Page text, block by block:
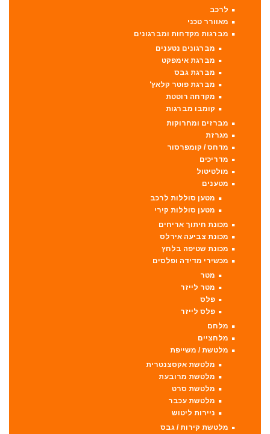
לרכב
מאוורר טכני
מברגות מקדחות ומברגונים
מברגונים נטענים
מברגת אימפקט
מברגת גבס
מברגת פוטר קלאץ'
מקדחה רוטטת
קומבו מברגות
מברזים ומחרוקות
מגרזת
מדחס / קומפרסור
מדריכים
מולטיטול
מטענים
מטען סוללות לרכב
מטען סוללות קירי
מכונת חיתוך אריחים
מכונת צביעה אירלס
מכונת שטיפה בלחץ
מכשירי מדידה ופלסים
מטר
מטר לייזר
פלס
פלס לייזר
מלחם
מלחציים
מלטשת / משייפת
מלטשת אקסצנטרית
מלטשת מרובעת
מלטשת סרט
מלטשת עכבר
ניירות ליטוש
מלטשת קירות / גבס